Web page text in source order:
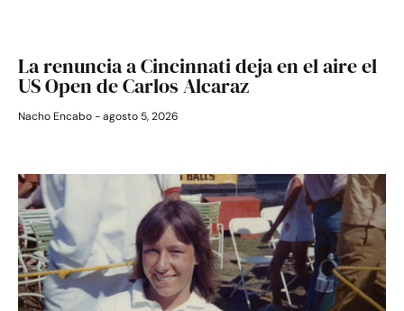
La renuncia a Cincinnati deja en el aire el
US Open de Carlos Alcaraz
Nacho Encabo agosto 5, 2026